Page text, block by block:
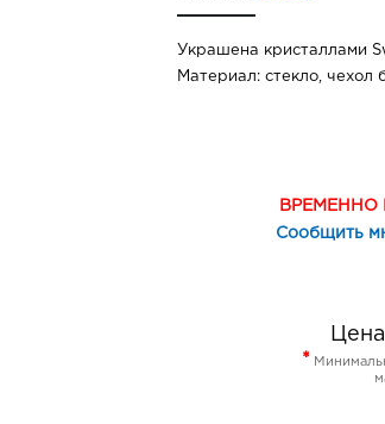
Украшена кристаллами
Материал: стекло, чехол
ВРЕМЕННО
Сообщить
*